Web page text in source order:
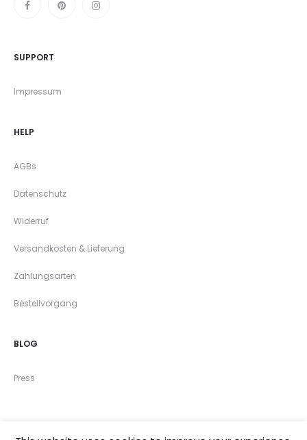
SUPPORT
Impressum
HELP
AGBs
Datenschutz
Widerruf
Versandkosten & Lieferung
Zahlungsarten
Bestellvorgang
BLOG
Press